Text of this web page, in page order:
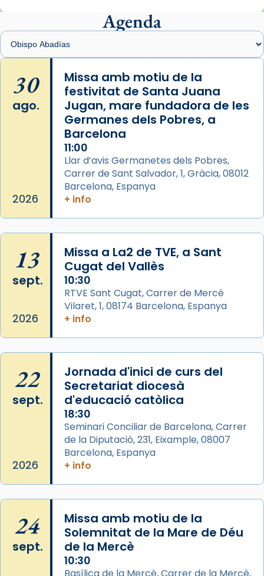
Arquebisbat de Barcelona
2 weeks ago
Memòria de les santes Juliana i
Semproniana, verges i màrtirs.
Acompanyant la història de sant Cugat, a
partir de l’Edat Mitjana sorgeix la tradició
que les santes Juliana (“relatiu a Júlia”) i
Semproniana (“relatiu a Semprònia =
eterna”) són deixebles seves. I l’any 1667, el
frare Joan Gaspar Roig, afirma en una obra
que les santes són filles de l’antiga Iluro.
Mataró en reivindicarà les relíq
View on Facebook
Arquebisbat de Barcelona
2 weeks ago
Jaume, fill de Zebedeu, és juntament amb el
seu germà Joan i Pere un dels que
acompanyava més de prop Jesús.
apòstol màrtir, decapitat a Jerusalem per
Herodes Agripa (vers l'any 44).
Patró de Galícia, després de les invasions
musulmanes fou venerat com a patró dels
Regnes castellans i més tard de tota
View on Facebook Share
Agenda
30
ago.
2026
Missa amb motiu de la
festivitat de Santa Juana
Jugan, mare fundadora de les
Germanes dels Pobres, a
Barcelona
11:00
Llar d’avis Germanetes dels Pobres,
Carrer de Sant Salvador, 1, Gràcia, 08012
Barcelona, Espanya
+ info
13
sept.
2026
Missa a La2 de TVE, a Sant
Cugat del Vallès
10:30
RTVE Sant Cugat, Carrer de Mercé
Vilaret, 1, 08174 Barcelona, Espanya
+ info
22
sept.
2026
Jornada d'inici de curs del
Secretariat diocesà
d'educació catòlica
18:30
Seminari Conciliar de Barcelona, Carrer
de la Diputació, 231, Eixample, 08007
Barcelona, Espanya
+ info
24
sept.
Missa amb motiu de la
Solemnitat de la Mare de Déu
de la Mercè
10:30
Basílica de la Mercè, Carrer de la Mercè,